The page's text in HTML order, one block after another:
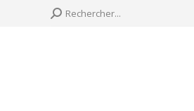
Search:
Rechercher...